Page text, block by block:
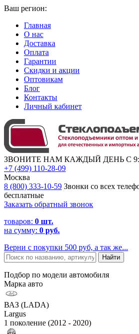
Ваш регион:
Главная
О нас
Доставка
Оплата
Гарантии
Скидки и акции
Оптовикам
Блог
Контакты
Личный кабинет
ЗВОНИТЕ НАМ КАЖДЫЙ ДЕНЬ С
+7 (499) 110-28-09
Москва
8 (800) 333-10-59 Звонки со всех
бесплатные
Заказать обратный звонок
товаров: 0 шт.
на сумму: 0 руб.
Верни с покупки 500 руб, а так же...
Подбор по модели автомобиля
Марка авто
ВАЗ (LADA)
Largus
1 поколение (2012 - 2020)